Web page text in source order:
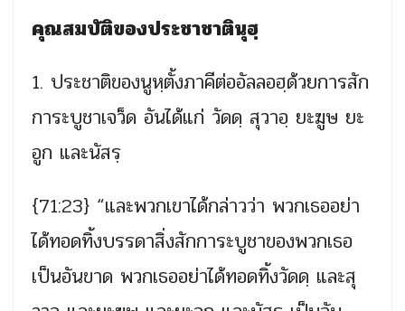
คุณสมบัติของประชาชาตินุฮฺ
1. ประชาติของนูหฺตั้งภาคีต่ออัลลอฮฺด้วยการสัก
การะบูชาเจว็ด อันได้แก่ วัดดฺ สุวาอฺ ยะฆูษ ยะ
อูก และนัสรฺ
{71:23} “และพวกเขาได้กล่าวว่า พวกเธออย่า
ได้ทอดทิ้งบรรดาสิ่งสักการะบูชาของพวกเธอ
เป็นอันขาด พวกเธออย่าได้ทอดทิ้งวัดดฺ และสุ